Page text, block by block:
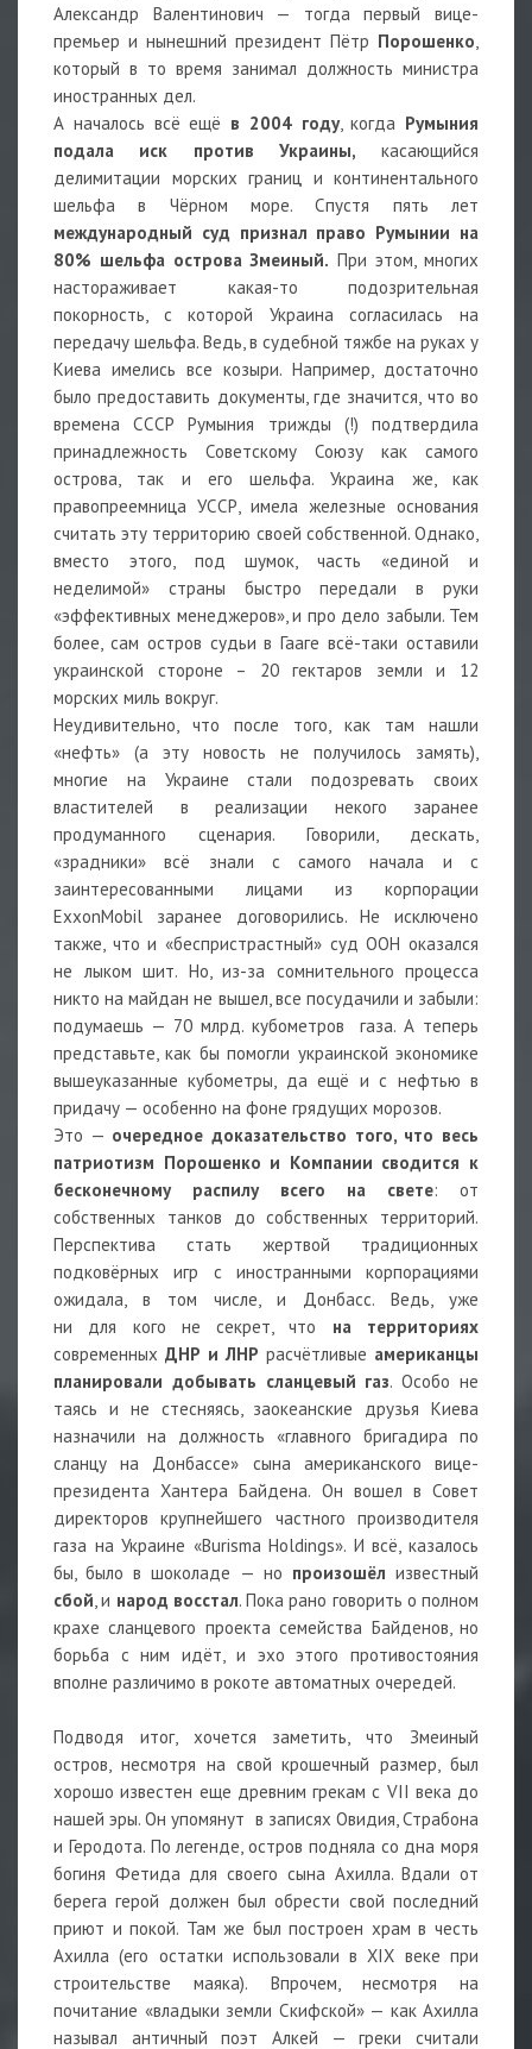
Александр Валентинович — тогда первый вице-
премьер и нынешний президент Пётр Порошенко,
который в то время занимал должность министра
иностранных дел.
А началось всё ещё в 2004 году, когда Румыния
подала иск против Украины, касающийся
делимитации морских границ и континентального
шельфа в Чёрном море. Спустя пять лет
международный суд признал право Румынии на
80% шельфа острова Змеиный. При этом, многих
настораживает какая-то подозрительная
покорность, с которой Украина согласилась на
передачу шельфа. Ведь, в судебной тяжбе на руках у
Киева имелись все козыри. Например, достаточно
было предоставить документы, где значится, что во
времена СССР Румыния трижды (!) подтвердила
принадлежность Советскому Союзу как самого
острова, так и его шельфа. Украина же, как
правопреемница УССР, имела железные основания
считать эту территорию своей собственной. Однако,
вместо этого, под шумок, часть «единой и
неделимой» страны быстро передали в руки
«эффективных менеджеров», и про дело забыли. Тем
более, сам остров судьи в Гааге всё-таки оставили
украинской стороне – 20 гектаров земли и 12
морских миль вокруг.
Неудивительно, что после того, как там нашли
«нефть» (а эту новость не получилось замять),
многие на Украине стали подозревать своих
властителей в реализации некого заранее
продуманного сценария. Говорили, дескать,
«зрадники» всё знали с самого начала и с
заинтересованными лицами из корпорации
ExxonMobil заранее договорились. Не исключено
также, что и «беспристрастный» суд ООН оказался
не лыком шит. Но, из-за сомнительного процесса
никто на майдан не вышел, все посудачили и забыли:
подумаешь — 70 млрд. кубометров газа. А теперь
представьте, как бы помогли украинской экономике
вышеуказанные кубометры, да ещё и с нефтью в
придачу — особенно на фоне грядущих морозов.
Это — очередное доказательство того, что весь
патриотизм Порошенко и Компании сводится к
бесконечному распилу всего на свете: от
собственных танков до собственных территорий.
Перспектива стать жертвой традиционных
подковёрных игр с иностранными корпорациями
ожидала, в том числе, и Донбасс. Ведь, уже
ни для кого не секрет, что на территориях
современных ДНР и ЛНР расчётливые американцы
планировали добывать сланцевый газ. Особо не
таясь и не стесняясь, заокеанские друзья Киева
назначили на должность «главного бригадира по
сланцу на Донбассе» сына американского вице-
президента Хантера Байдена. Он вошел в Совет
директоров крупнейшего частного производителя
газа на Украине «Burisma Holdings». И всё, казалось
бы, было в шоколаде — но произошёл известный
сбой, и народ восстал. Пока рано говорить о полном
крахе сланцевого проекта семейства Байденов, но
борьба с ним идёт, и эхо этого противостояния
вполне различимо в рокоте автоматных очередей.
Подводя итог, хочется заметить, что Змеиный
остров, несмотря на свой крошечный размер, был
хорошо известен еще древним грекам с VII века до
нашей эры. Он упомянут в записях Овидия, Страбона
и Геродота. По легенде, остров подняла со дна моря
богиня Фетида для своего сына Ахилла. Вдали от
берега герой должен был обрести свой последний
приют и покой. Там же был построен храм в честь
Ахилла (его остатки использовали в XIX веке при
строительстве маяка). Впрочем, несмотря на
почитание «владыки земли Скифской» — как Ахилла
называл античный поэт Алкей — греки считали